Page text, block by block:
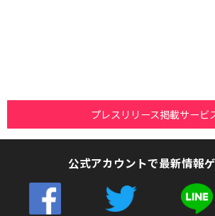
プレスリリース掲載サービ
公式アカウントで最新情報